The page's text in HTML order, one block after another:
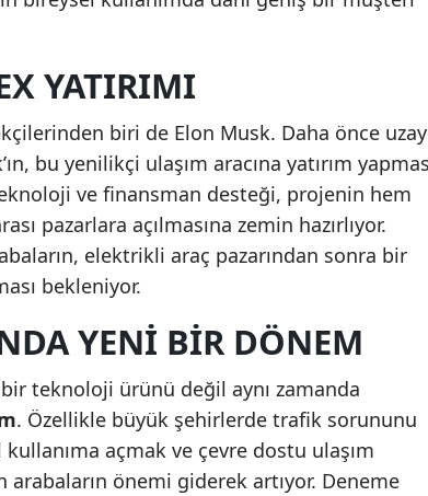
Manisa
Kahramanmaraş
Mardin
Muğla
Muş
Niğde
Ordu
Rize
Sakarya
YATIRIMI
biri de Elon Musk. Daha önce uzay
bu yenilikçi ulaşım aracına yatırım
ve finansman desteği, projenin hem
pazarlara açılmasına zemin hazırlıyor.
elektrikli araç pazarından sonra bir
bekleniyor.
YENI BIR DÖNEM
teknoloji ürünü değil aynı zamanda
. Özellikle büyük şehirlerde trafik sorununu
kullanıma açmak ve çevre dostu ulaşım
önemi giderek artıyor. Deneme